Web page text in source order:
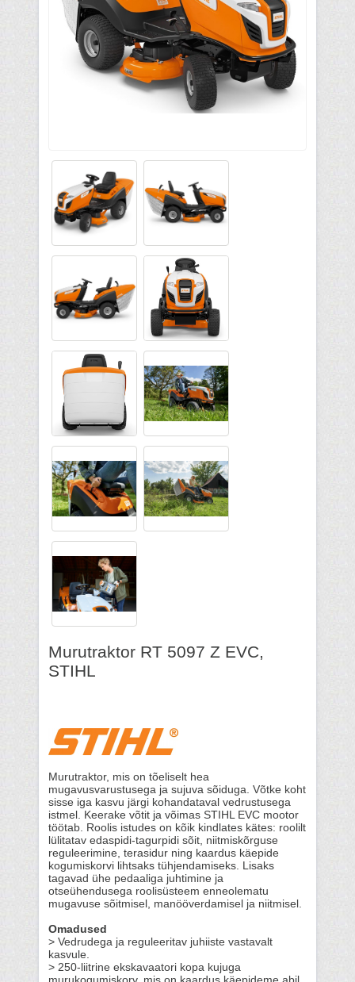
Murutraktor RT 5097 Z EVC,
STIHL
Murutraktor, mis on tõeliselt hea
mugavusvarustusega ja sujuva sõiduga. Võtke koht
sisse iga kasvu järgi kohandataval vedrustusega
istmel. Keerake võtit ja võimas STIHL EVC mootor
töötab. Roolis istudes on kõik kindlates kätes: roolilt
lülitatav edaspidi-tagurpidi sõit, niitmiskõrguse
reguleerimine, terasidur ning kaardus käepide
kogumiskorvi lihtsaks tühjendamiseks. Lisaks
tagavad ühe pedaaliga juhtimine ja
otseühendusega roolisüsteem enneolematu
mugavuse sõitmisel, manööverdamisel ja niitmisel.
Omadused
> Vedrudega ja reguleeritav juhiiste vastavalt
kasvule.
> 250-liitrine ekskavaatori kopa kujuga